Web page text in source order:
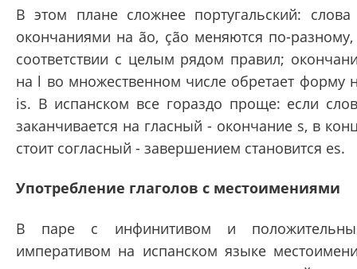
В этом плане сложнее португальский: слова
окончаниями на ão, ção меняются по-разному,
соответствии с целым рядом правил;
на l во множественном числе обретает форму
is. В испанском все гораздо проще: если
заканчивается на гласный - окончание s, в
стоит согласный - завершением становится es.
Употребление глаголов с местоимениями
В паре с инфинитивом и
императивом на испанском языке